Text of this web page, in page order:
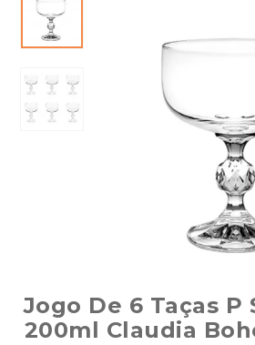
Jogo De 6 Taças P
200ml Claudia